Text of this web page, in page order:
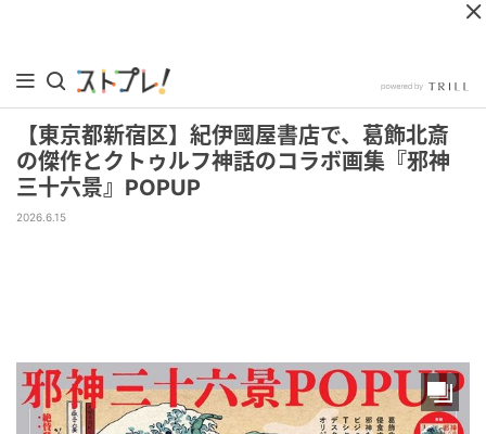
【東京都新宿区】紀伊國屋書店で、葛飾北斎
の傑作とクトゥルフ神話のコラボ画集『邪神
三十六景』POPUP
2026.6.15